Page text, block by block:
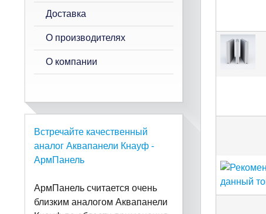
Доставка
О производителях
О компании
Встречайте качественный
аналог Аквапанели Кнауф -
АрмПанель
АрмПанель считается очень
близким аналогом Аквапанели